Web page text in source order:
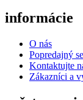
informácie
O nás
Popredajný
Kontaktujte
Zákazníci a